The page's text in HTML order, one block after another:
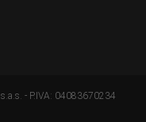
- P.IVA: 04083670234